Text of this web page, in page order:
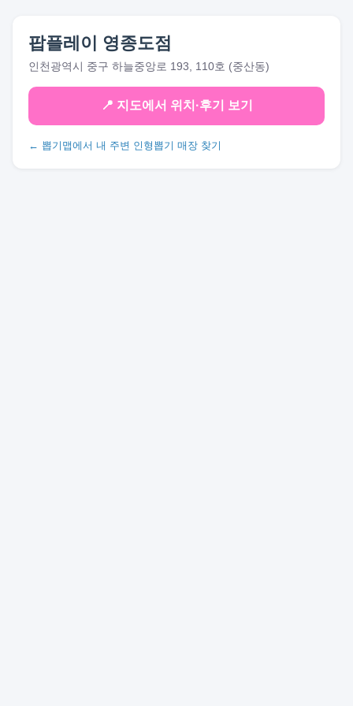
팝플레이 영종도점
인천광역시 중구 하늘중앙로 193, 110호 (중산동)
📍 지도에서 위치·후기 보기
← 뽑기맵에서 내 주변 인형뽑기 매장 찾기